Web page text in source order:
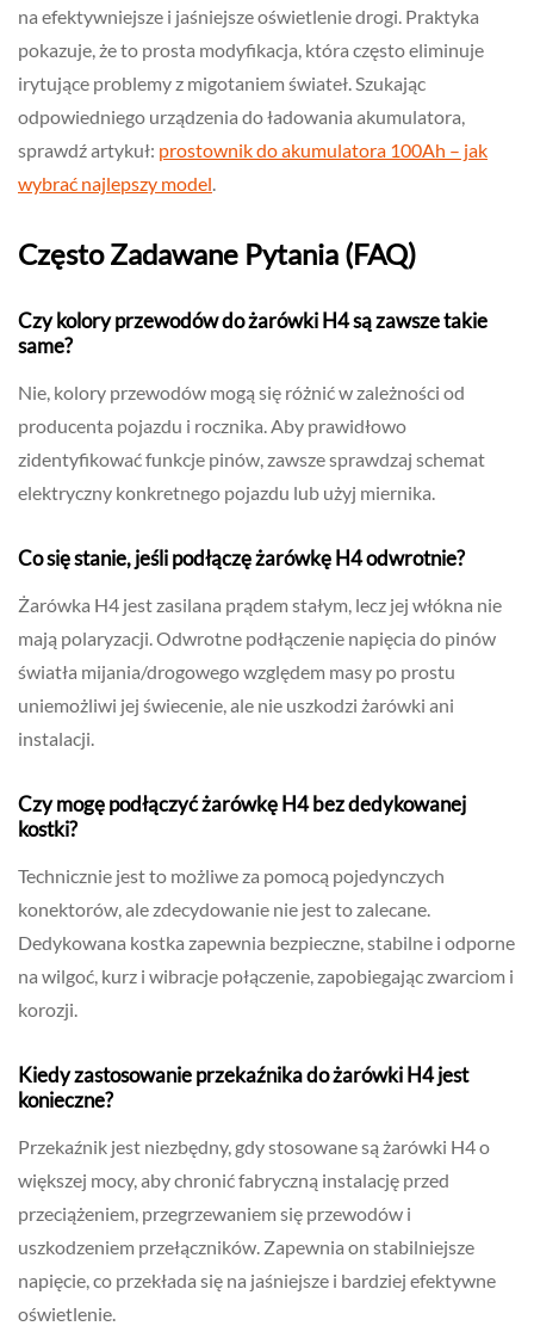
na efektywniejsze i jaśniejsze oświetlenie drogi. Praktyka
pokazuje, że to prosta modyfikacja, która często eliminuje
irytujące problemy z migotaniem świateł. Szukając
odpowiedniego urządzenia do ładowania akumulatora,
sprawdź artykuł: prostownik do akumulatora 100Ah – jak
wybrać najlepszy model
Często Zadawane Pytania (FAQ)
Czy kolory przewodów do żarówki H4 są zawsze takie
same?
Nie, kolory przewodów mogą się różnić w zależności od
producenta pojazdu i rocznika. Aby prawidłowo
zidentyfikować funkcje pinów, zawsze sprawdzaj schemat
elektryczny konkretnego pojazdu lub użyj miernika.
Co się stanie, jeśli podłączę żarówkę H4 odwrotnie?
Żarówka H4 jest zasilana prądem stałym, lecz jej włókna nie
mają polaryzacji. Odwrotne podłączenie napięcia do pinów
światła mijania/drogowego względem masy po prostu
uniemożliwi jej świecenie, ale nie uszkodzi żarówki ani
instalacji.
Czy mogę podłączyć żarówkę H4 bez dedykowanej
kostki?
Technicznie jest to możliwe za pomocą pojedynczych
konektorów, ale zdecydowanie nie jest to zalecane.
Dedykowana kostka zapewnia bezpieczne, stabilne i odporne
na wilgoć, kurz i wibracje połączenie, zapobiegając zwarciom i
korozji.
Kiedy zastosowanie przekaźnika do żarówki H4 jest
konieczne?
Przekaźnik jest niezbędny, gdy stosowane są żarówki H4 o
większej mocy, aby chronić fabryczną instalację przed
przeciążeniem, przegrzewaniem się przewodów i
uszkodzeniem przełączników. Zapewnia on stabilniejsze
napięcie, co przekłada się na jaśniejsze i bardziej efektywne
oświetlenie.